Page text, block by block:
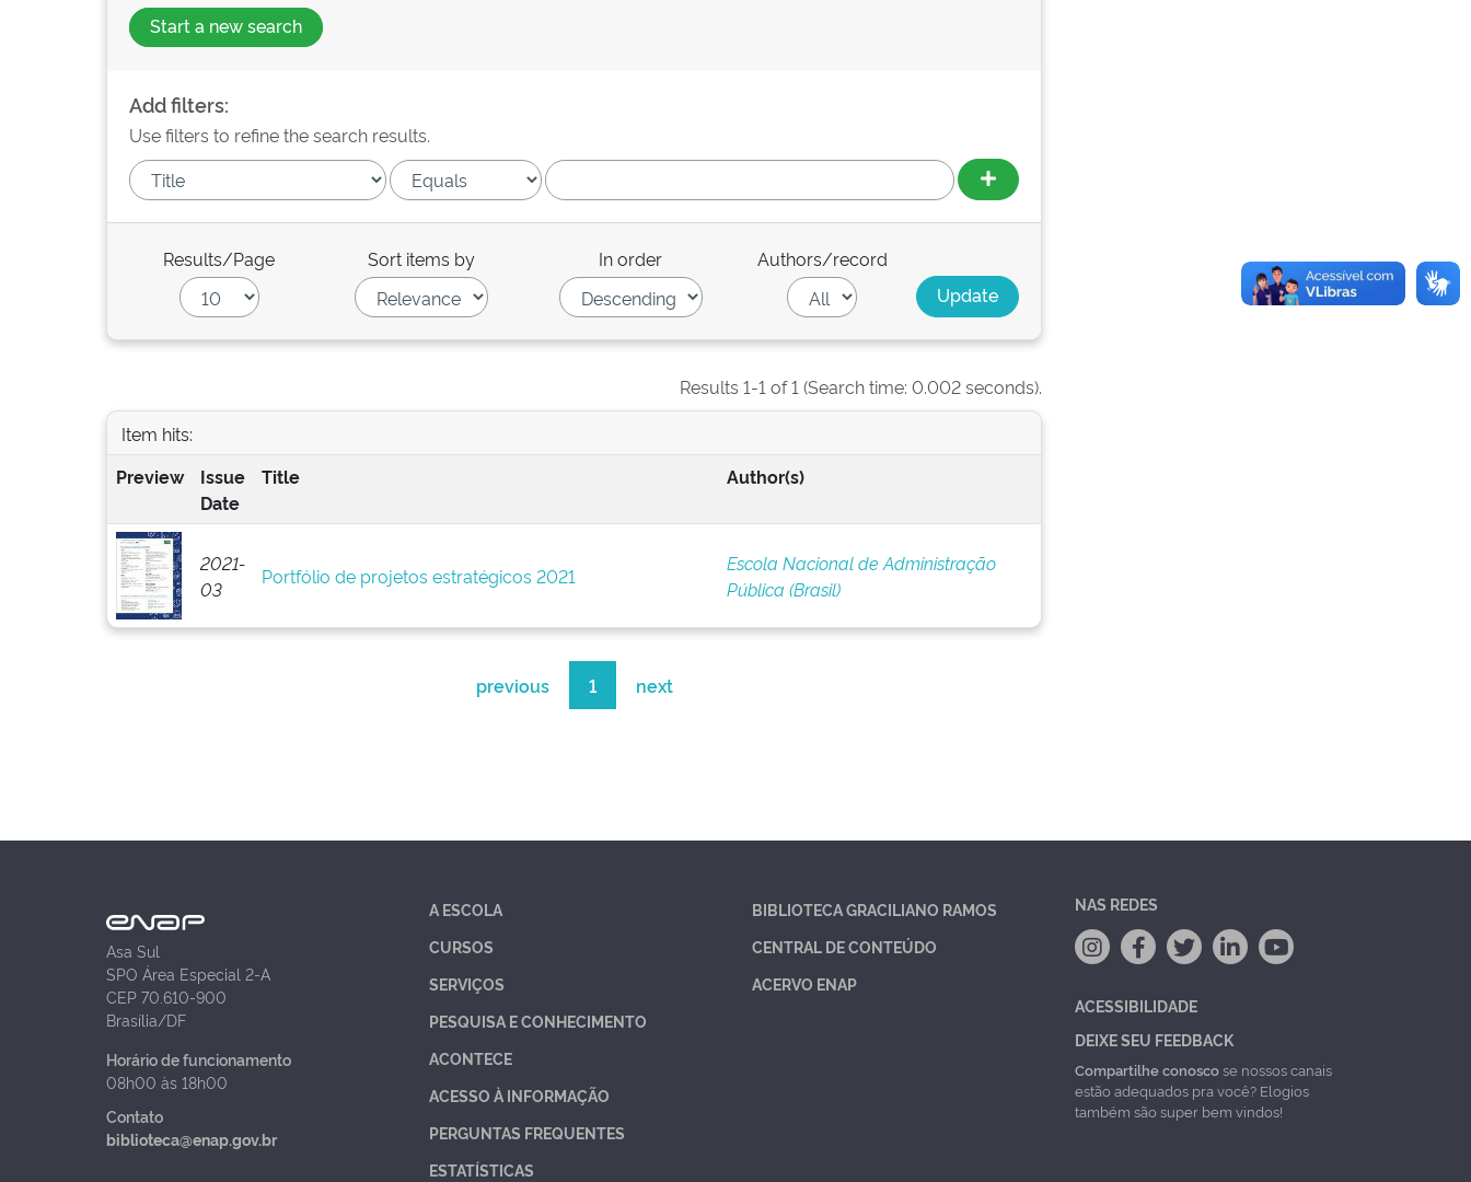
Start a new search
Add filters:
Use filters to refine the search results.
Results/Page Sort items by In order Authors/record
Results 1-1 of 1 (Search time: 0.002 seconds).
Item hits:
Preview
Issue
Date
Title Author(s)
2021-
03
Portfólio de projetos estratégicos 2021
Escola Nacional de Administração
Pública (Brasil)
previous 1 next
Asa Sul
SPO Área Especial 2-A
CEP 70.610-900
Brasília/DF
Horário de funcionamento
08h00 às 18h00
Contato
biblioteca@enap.gov.br
A ESCOLA
CURSOS
SERVIÇOS
PESQUISA E CONHECIMENTO
ACONTECE
ACESSO À INFORMAÇÃO
PERGUNTAS FREQUENTES
ESTATÍSTICAS
BIBLIOTECA GRACILIANO RAMOS
CENTRAL DE CONTEÚDO
ACERVO ENAP
NAS REDES
ACESSIBILIDADE
DEIXE SEU FEEDBACK
Compartilhe conoscose nossos canais
estão adequados pra você? Elogios
também são super bem vindos!